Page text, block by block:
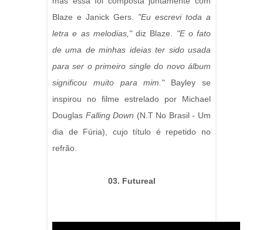
Blaze e Janick Gers. "Eu escrevi toda a
letra e as melodias,"diz Blaze. "E o fato
de uma de minhas ideias ter sido usada
para ser o primeiro single do novo álbum
significou muito para mim."Bayley se
inspirou no filme estrelado por Michael
Douglas Falling Down (N.T No Brasil - Um
dia de Fúria), cujo título é repetido no
refrão.
03. Futureal